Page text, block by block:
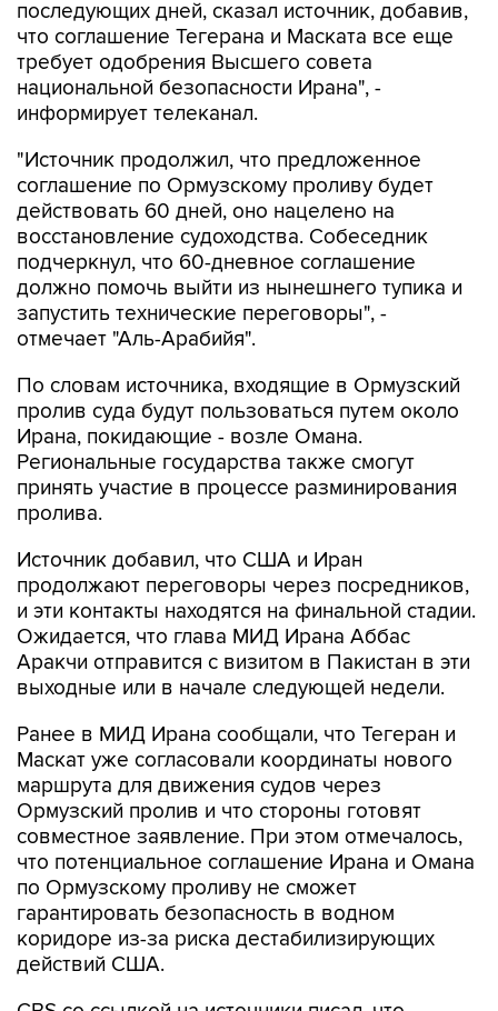
последующих дней, сказал источник, добавив,
что соглашение Тегерана и Маската все еще
требует одобрения Высшего совета
национальной безопасности Ирана", -
информирует телеканал.
"Источник продолжил, что предложенное
соглашение по Ормузскому проливу будет
действовать 60 дней, оно нацелено на
восстановление судоходства. Собеседник
подчеркнул, что 60-дневное соглашение
должно помочь выйти из нынешнего тупика и
запустить технические переговоры", -
отмечает "Аль-Арабийя".
По словам источника, входящие в Ормузский
пролив суда будут пользоваться путем около
Ирана, покидающие - возле Омана.
Региональные государства также смогут
принять участие в процессе разминирования
пролива.
Источник добавил, что США и Иран
продолжают переговоры через посредников,
и эти контакты находятся на финальной стадии.
Ожидается, что глава МИД Ирана Аббас
Аракчи отправится с визитом в Пакистан в эти
выходные или в начале следующей недели.
Ранее в МИД Ирана сообщали, что Тегеран и
Маскат уже согласовали координаты нового
маршрута для движения судов через
Ормузский пролив и что стороны готовят
совместное заявление. При этом отмечалось,
что потенциальное соглашение Ирана и Омана
по Ормузскому проливу не сможет
гарантировать безопасность в водном
коридоре из-за риска дестабилизирующих
действий США.